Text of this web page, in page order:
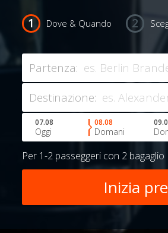
Dove & Quando
Partenza:
Destinazione:
07.08
Oggi
08.08
Domani
Per 1-2 passeggeri con 2 bagaglio